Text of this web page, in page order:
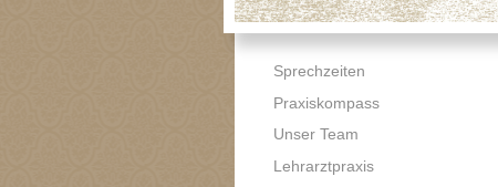
Sprechzeiten
Praxiskompass
Unser Team
Lehrarztpraxis